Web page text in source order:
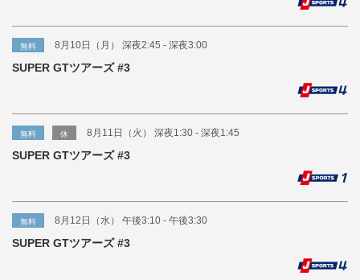
無料 8月10日（月） 深夜2:45 - 深夜3:00
SUPER GTツアーズ #3
無料 休 8月11日（火） 深夜1:30 - 深夜1:45
SUPER GTツアーズ #3
無料 8月12日（水） 午後3:10 - 午後3:30
SUPER GTツアーズ #3